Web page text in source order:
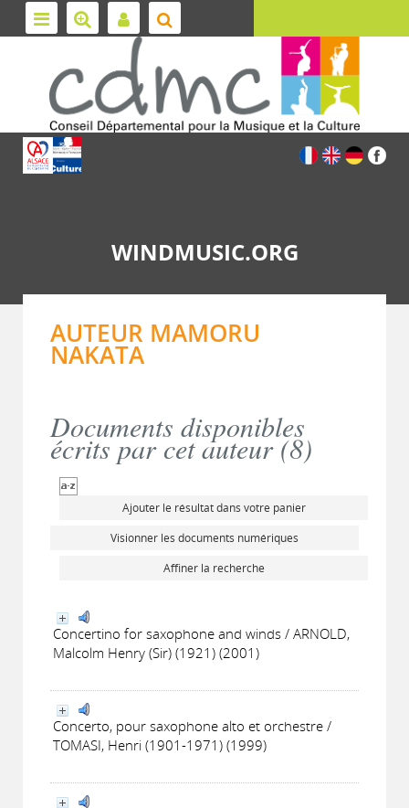
WINDMUSIC.ORG
AUTEUR MAMORU
NAKATA
Documents disponibles
écrits par cet auteur (8)
Ajouter le résultat dans votre panier
Visionner les documents numériques
Affiner la recherche
Concertino for saxophone and winds / ARNOLD,
Malcolm Henry (Sir) (1921) (2001)
Concerto, pour saxophone alto et orchestre /
TOMASI, Henri (1901-1971) (1999)